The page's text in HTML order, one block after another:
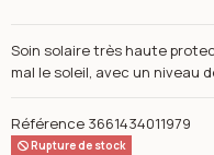
Soin solaire très haute
mal le soleil, avec un niveau
Référence 3661434011979
Rupture de stock